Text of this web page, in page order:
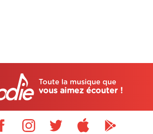
Toute la musique que
vous aimez écouter !